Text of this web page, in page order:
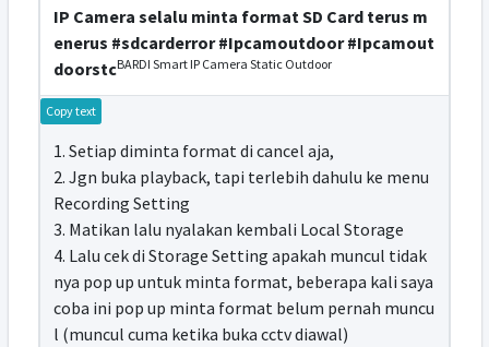
IP Camera selalu minta format SD Card terus m
enerus #sdcarderror #Ipcamoutdoor #Ipcamout
doorstcBARDI Smart IP Camera Static Outdoor
Copy text
1. Setiap diminta format di cancel aja,
2. Jgn buka playback, tapi terlebih dahulu ke menu
Recording Setting
3. Matikan lalu nyalakan kembali Local Storage
4. Lalu cek di Storage Setting apakah muncul tidak
nya pop up untuk minta format, beberapa kali saya
coba ini pop up minta format belum pernah muncu
l (muncul cuma ketika buka cctv diawal)